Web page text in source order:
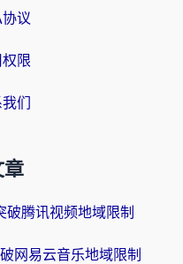
协议
限
们
章
破腾讯视频地域限制
网易云音乐地域限制